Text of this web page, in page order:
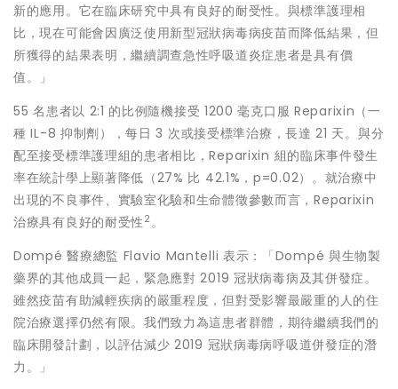
新的應用。它在臨床研究中具有良好的耐受性。與標準護理相
比，現在可能會因廣泛使用新型冠狀病毒病疫苗而降低結果，但
所獲得的結果表明，繼續調查急性呼吸道炎症患者是具有價
值。」
55 名患者以 2:1 的比例隨機接受 1200 毫克口服 Reparixin（一
種 IL-8 抑制劑），每日 3 次或接受標準治療，長達 21 天。與分
配至接受標準護理組的患者相比，Reparixin 組的臨床事件發生
率在統計學上顯著降低（27% 比 42.1%，p=0.02）。就治療中
出現的不良事件、實驗室化驗和生命體徵參數而言，Reparixin
治療具有良好的耐受性 2。
Dompé 醫療總監 Flavio Mantelli 表示：「Dompé 與生物製
藥界的其他成員一起，緊急應對 2019 冠狀病毒病及其併發症。
雖然疫苗有助減輕疾病的嚴重程度，但對受影響最嚴重的人的住
院治療選擇仍然有限。我們致力為這患者群體，期待繼續我們的
臨床開發計劃，以評估減少 2019 冠狀病毒病呼吸道併發症的潛
力。」